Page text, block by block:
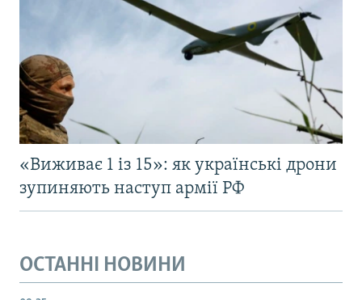
«Виживає 1 із 15»: як українські дрони
зупиняють наступ армії РФ
ОСТАННІ НОВИНИ